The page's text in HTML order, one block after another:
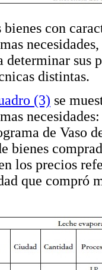
con
determinar sus
distintas.
(3) se
de Vaso
bienes
los precios
que compró